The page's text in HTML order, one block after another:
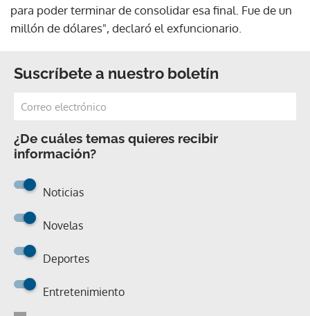
para poder terminar de consolidar esa final. Fue de un
millón de dólares", declaró el exfuncionario.
Suscríbete a nuestro boletín
¿De cuáles temas quieres recibir
información?
Noticias
Novelas
Deportes
Entretenimiento